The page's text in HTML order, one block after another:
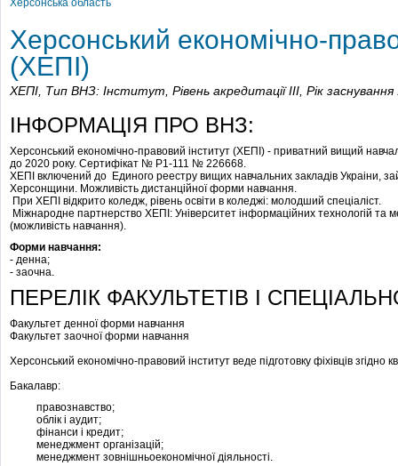
Херсонська область
Херсонський економічно-
(ХЕПІ)
ХЕПІ, Тип ВНЗ: Інститут, Рівень акредитації ІІІ, Рік
ІНФОРМАЦІЯ ПРО ВНЗ:
Херсонський економічно-правовий інститут (ХЕПІ) - приватний вищий
до 2020 року. Сертифікат № Р1-111 № 226668.
ХЕПІ включений до Единого реестру вищих навчальних закладів Украіни,
Херсонщини. Можливість дистанційної форми навчання.
При ХЕПІ відкрито коледж, рівень освіти в коледжі: молодший спеціаліст.
Міжнародне партнерство ХЕПІ: Університет інформаційних технологій
(можливість навчання).
Форми навчання:
- денна;
- заочна.
ПЕРЕЛІК ФАКУЛЬТЕТІВ І
Факультет денної форми навчання
Факультет заочної форми навчання
Херсонський економічно-правовий інститут веде підготовку фіхівців згідно
Бакалавр:
правознавство;
облік і аудит;
фінанси і кредит;
менеджмент організацій;
менеджмент зовнішньоекономічної діяльності.